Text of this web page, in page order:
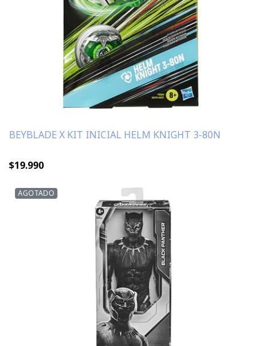
BEYBLADE X KIT INICIAL HELM KNIGHT 3-80N
$19.990
AGOTADO